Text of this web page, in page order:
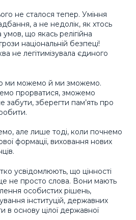
не сталося тепер. Уміння
а не недолік, як хтось
що якась релігійна
національній безпеці!
не легітимізувала єдиного
ми можемо й ми зможемо.
прорватися, зможемо
зберегти пам’ять про
але лише тоді, коли почнемо
формації, виховання нових
усвідомлюють, що цінності
не просто слова. Вони мають
особистих рішень,
інституцій, державних
в основу цілої державної